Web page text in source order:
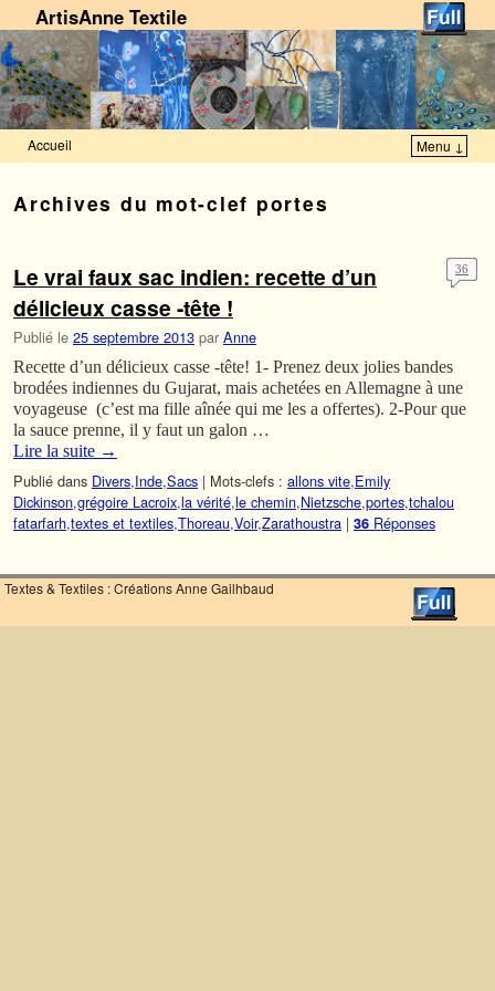
ArtisAnne Textile
Accueil Menu ↓
Archives du mot-clef portes
Le vrai faux sac indien: recette d’un
délicieux casse -tête !
Publié le 25 septembre 2013 par Anne
36
Recette d’un délicieux casse -tête! 1- Prenez deux jolies bandes
brodées indiennes du Gujarat, mais achetées en Allemagne à une
voyageuse (c’est ma fille aînée qui me les a offertes). 2-Pour que
la sauce prenne, il y faut un galon …
Lire la suite →
Publié dans Divers,Inde,Sacs | Mots-clefs : allons vite,Emily
Dickinson,grégoire Lacroix,la vérité,le chemin,Nietzsche,portes,tchalou
fatarfarh,textes et textiles,Thoreau,Voir,Zarathoustra | 36 Réponses
Textes & Textiles : Créations Anne Gailhbaud